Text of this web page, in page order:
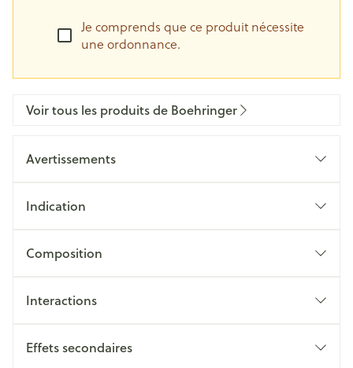
Je comprends que ce produit nécessite
une ordonnance.
Voir tous les produits de Boehringer
Avertissements
Indication
Composition
Interactions
Effets secondaires